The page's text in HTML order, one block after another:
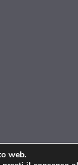
web.